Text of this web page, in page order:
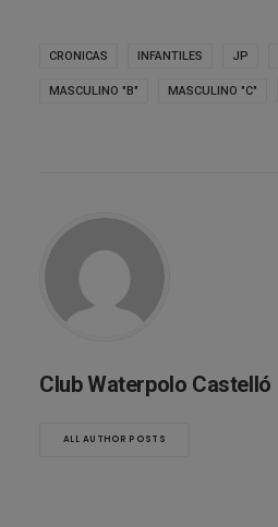
CRONICAS INFANTILES JP
MASCULINO "B" MASCULINO "C"
Club Waterpolo Castelló
ALL AUTHOR POSTS